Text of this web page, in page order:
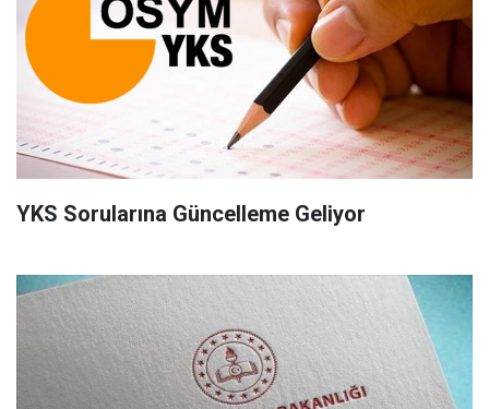
YKS Sorularına Güncelleme Geliyor